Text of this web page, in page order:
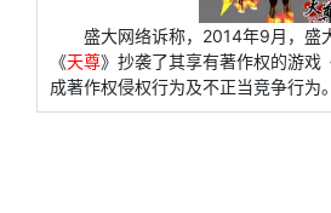
盛大网络诉称，2014年9月，盛
《天尊》抄袭了其享有著作权的游戏
成著作权侵权行为及不正当竞争行为。